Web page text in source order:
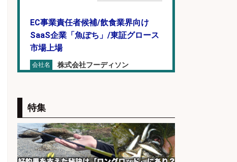
EC事業責任者候補/飲食業界向け
SaaS企業「魚ぽち」/東証グロース
市場上場
会社名 株式会社フーディソン
魚をさばける方必見「鮮魚部門スタ
ッフ」/3つの働き方が選べる
会社名 株式会社旬
sponsored by 求人ボックス
特集